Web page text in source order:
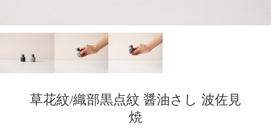
草花紋/織部黒点紋 醤油さし 波佐見
焼